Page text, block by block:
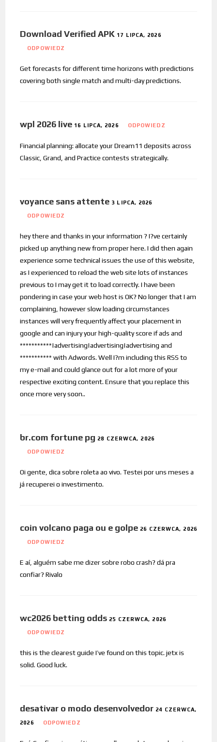
Download Verified APK 17 LIPCA, 2026
ODPOWIEDZ
Get forecasts for different time horizons with predictions
covering both single match and multi-day predictions.
wpl 2026 live 16 LIPCA, 2026 ODPOWIEDZ
Financial planning: allocate your Dream11 deposits across
Classic, Grand, and Practice contests strategically.
voyance sans attente 3 LIPCA, 2026
ODPOWIEDZ
hey there and thanks in your information ? I?ve certainly
picked up anything new from proper here. I did then again
experience some technical issues the use of this website,
as I experienced to reload the web site lots of instances
previous to I may get it to load correctly. I have been
pondering in case your web host is OK? No longer that I am
complaining, however slow loading circumstances
instances will very frequently affect your placement in
google and can injury your high-quality score if ads and
***********|advertising|advertising|advertising and
*********** with Adwords. Well I?m including this RSS to
my e-mail and could glance out for a lot more of your
respective exciting content. Ensure that you replace this
once more very soon..
br.com fortune pg 28 CZERWCA, 2026
ODPOWIEDZ
Oi gente, dica sobre roleta ao vivo. Testei por uns meses a
já recuperei o investimento.
coin volcano paga ou e golpe 26 CZERWCA, 2026
ODPOWIEDZ
E aí, alguém sabe me dizer sobre robo crash? dá pra
confiar? Rivalo
wc2026 betting odds 25 CZERWCA, 2026
ODPOWIEDZ
this is the clearest guide I’ve found on this topic. jetx is
solid. Good luck.
desativar o modo desenvolvedor 24 CZERWCA,
2026 ODPOWIEDZ